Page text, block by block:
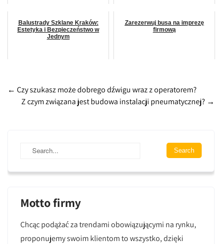
Balustrady Szklane Kraków:
Estetyka i Bezpieczeństwo w
Jednym
Zarezerwuj busa na imprezę
firmową
Post
navigation
← Czy szukasz może dobrego dźwigu wraz z operatorem?
Z czym związana jest budowa instalacji pneumatycznej? →
Motto firmy
Chcąc podążać za trendami obowiązującymi na rynku,
proponujemy swoim klientom to wszystko, dzięki